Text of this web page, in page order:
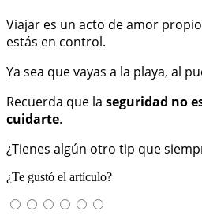
Viajar es un acto de amor
estás en control.
Ya sea que vayas a la playa, al
Recuerda que la seguridad no
cuidarte.
¿Tienes algún otro tip que
¿Te gustó el artículo?